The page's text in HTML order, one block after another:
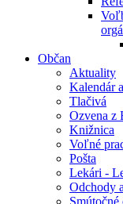
Občan
Aktuality
Kalendár
Tlačivá
Ozvena z
Knižnica
Voľné
Pošta
Lekári -
Odchody
Smútočné